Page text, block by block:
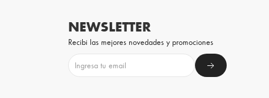
NEWSLETTER
Recibi las mejores novedades y promociones